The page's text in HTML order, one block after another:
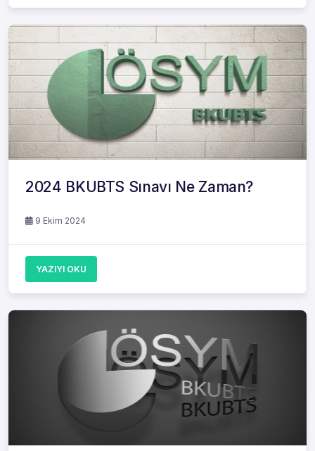
2024 BKUBTS Sınavı Ne Zaman?
9 Ekim 2024
YAZIYI OKU